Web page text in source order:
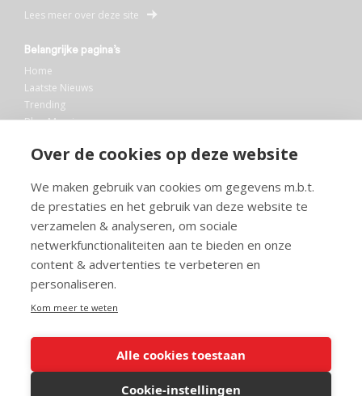
Over de cookies op deze website
We maken gebruik van cookies om gegevens m.b.t.
de prestaties en het gebruik van deze website te
verzamelen & analyseren, om sociale
netwerkfunctionaliteiten aan te bieden en onze
content & advertenties te verbeteren en
personaliseren.
Kom meer te weten
Alle cookies toestaan
Cookie-instellingen
Lees meer over deze site
Belangrijke pagina’s
Home
Laatste Nieuws
Trending
Blog Maurice
Bibliotheek
Info en service
FAQ
Doneren
Privacy
Voorwaarden
Meedoen
© 2026 Maurice.nl - Alle rechten voorbehouden. Op alle artikelen rust
copyright. Voor meer info, mail naarcontact@maurice.nl.